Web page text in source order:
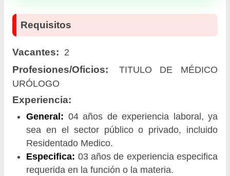
Requisitos
Vacantes: 2
Profesiones/Oficios:
TITULO DE MÉDICO
URÓLOGO
Experiencia:
General: 04 años de experiencia laboral, ya
sea en el sector público o privado, incluido
Residentado Medico.
Especifica: 03 años de experiencia especifica
requerida en la función o la materia.